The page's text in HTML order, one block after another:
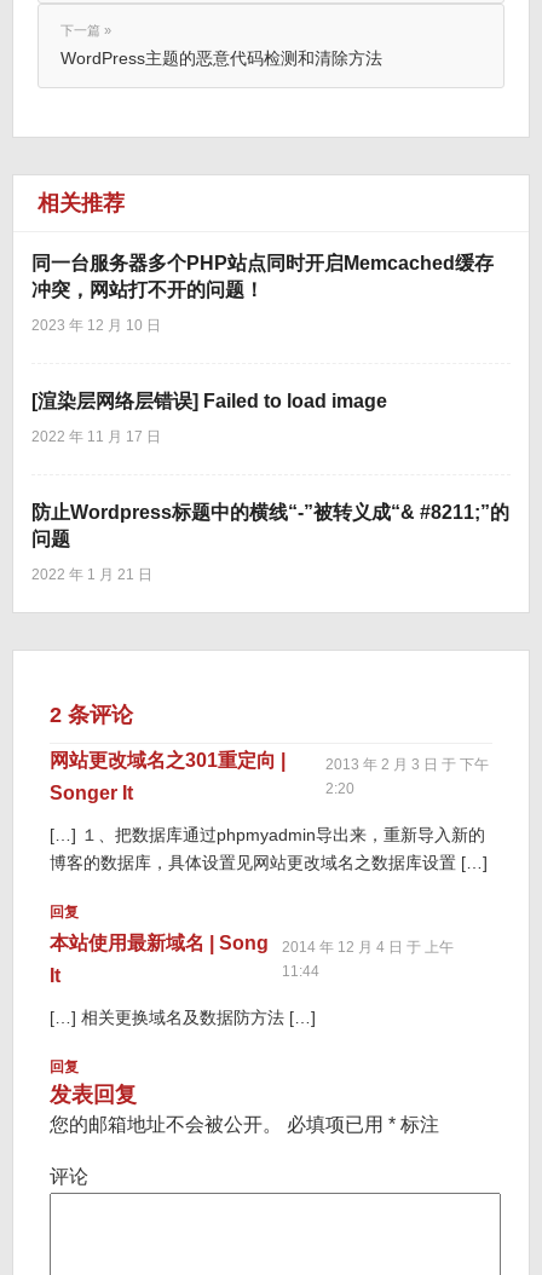
下一篇 »
WordPress主题的恶意代码检测和清除方法
相关推荐
同一台服务器多个PHP站点同时开启Memcached缓存
冲突，网站打不开的问题！
2023 年 12 月 10 日
[渲染层网络层错误] Failed to load image
2022 年 11 月 17 日
防止Wordpress标题中的横线“-”被转义成“& #8211;”的
问题
2022 年 1 月 21 日
2 条评论
网站更改域名之301重定向 |
Songer It
2013 年 2 月 3 日 于 下午
2:20
[…] １、把数据库通过phpmyadmin导出来，重新导入新的
博客的数据库，具体设置见网站更改域名之数据库设置 […]
回复
本站使用最新域名 | Song
It
2014 年 12 月 4 日 于 上午
11:44
[…] 相关更换域名及数据防方法 […]
回复
发表回复
您的邮箱地址不会被公开。 必填项已用 * 标注
评论